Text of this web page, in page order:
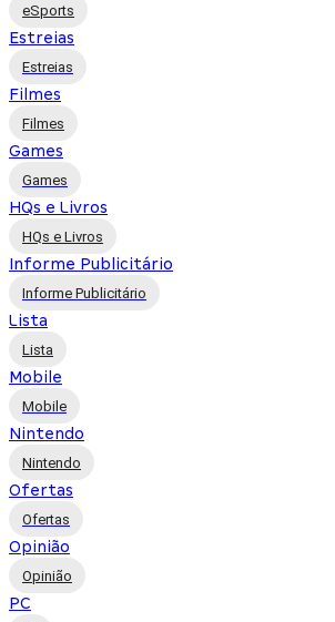
eSports
Estreias
Estreias
Filmes
Filmes
Games
Games
HQs e Livros
HQs e Livros
Informe Publicitário
Informe Publicitário
Lista
Lista
Mobile
Mobile
Nintendo
Nintendo
Ofertas
Ofertas
Opinião
Opinião
PC